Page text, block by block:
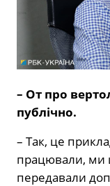
– От про
публічно.
– Так, це
працювали, ми
передавали